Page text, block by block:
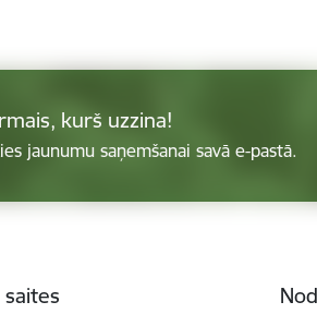
kurš uzzina!
jaunumu saņemšanai savā e-pastā.